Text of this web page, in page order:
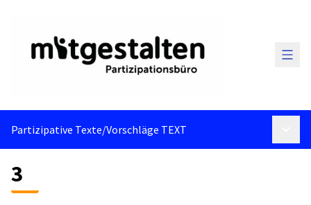
Partizipative Texte/Vorschläge TEXT
3